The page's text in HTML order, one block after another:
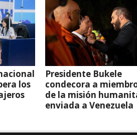
los
Presidente Bukele
condecora a
de la misión
enviada a Venezuela